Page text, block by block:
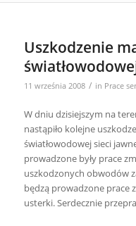
Uszkodzenie
11 września 2008 / in Prace
W dniu dzisiejszym na
nastąpiło kolejne
światłowodowej sieci
prowadzone były prace
uszkodzonych obwodów
będzą prowadzone prace
usterki. Serdecznie